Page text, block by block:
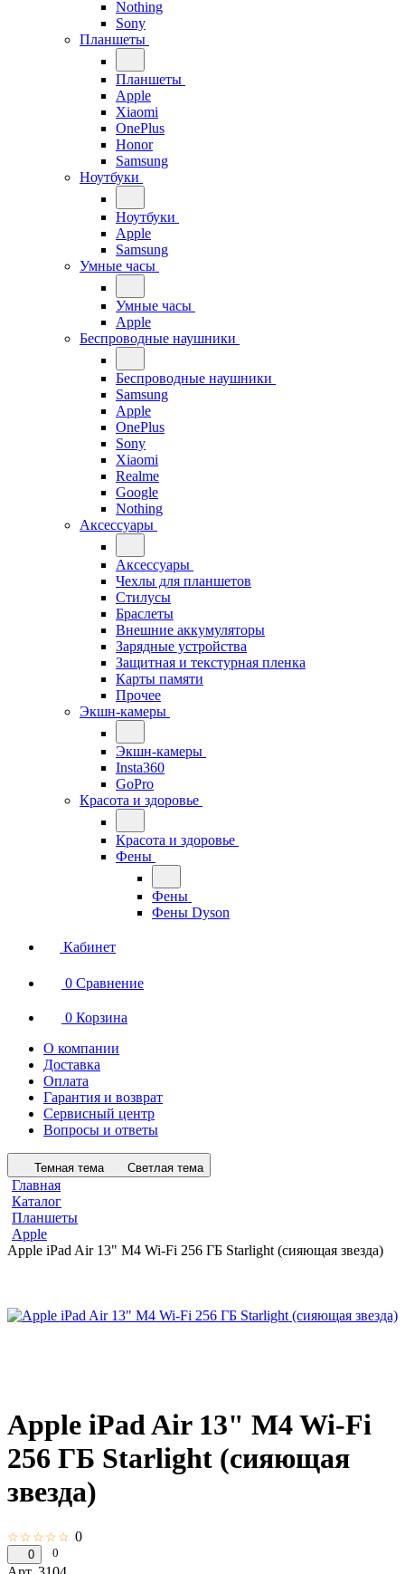
Nothing
Sony
Планшеты
Планшеты
Apple
Xiaomi
OnePlus
Honor
Samsung
Ноутбуки
Ноутбуки
Apple
Samsung
Умные часы
Умные часы
Apple
Беспроводные наушники
Беспроводные наушники
Samsung
Apple
OnePlus
Sony
Xiaomi
Realme
Google
Nothing
Аксессуары
Аксессуары
Чехлы для планшетов
Стилусы
Браслеты
Внешние аккумуляторы
Зарядные устройства
Защитная и текстурная пленка
Карты памяти
Прочее
Экшн-камеры
Экшн-камеры
Insta360
GoPro
Красота и здоровье
Красота и здоровье
Фены
Фены
Фены Dyson
Кабинет
0 Сравнение
0 Корзина
О компании
Доставка
Оплата
Гарантия и возврат
Сервисный центр
Вопросы и ответы
Темная тема Светлая тема
Главная
Каталог
Планшеты
Apple
Apple iPad Air 13" M4 Wi-Fi 256 ГБ Starlight (сияющая звезда)
Apple iPad Air 13" M4 Wi-Fi
256 ГБ Starlight (сияющая
звезда)
☆☆☆☆☆ 0
0 0